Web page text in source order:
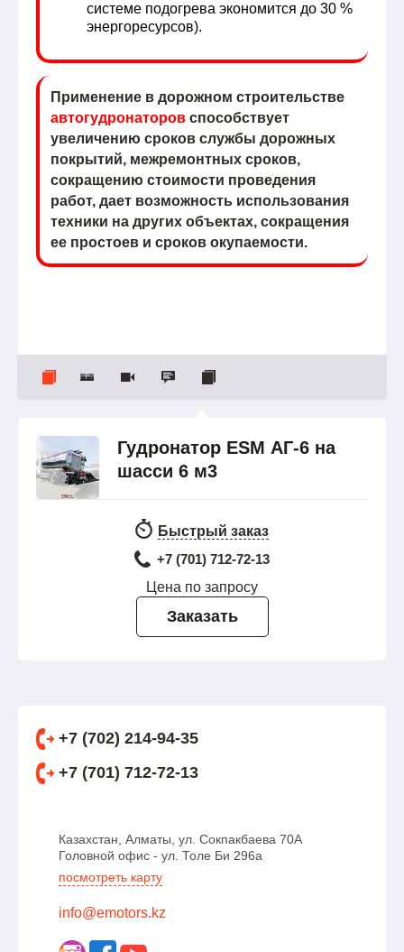
системе подогрева экономится до 30 %
энергоресурсов).
Применение в дорожном строительстве
автогудронаторов способствует
увеличению сроков службы дорожных
покрытий, межремонтных сроков,
сокращению стоимости проведения
работ, дает возможность использования
техники на других объектах, сокращения
ее простоев и сроков окупаемости.
Гудронатор ESM АГ-6 на
шасси 6 м3
Быстрый заказ
+7 (701) 712-72-13
Цена по запросу
Заказать
+7 (702) 214-94-35
+7 (701) 712-72-13
Казахстан, Алматы, ул. Сокпакбаева 70А
Головной офис - ул. Толе Би 296а
посмотреть карту
info@emotors.kz